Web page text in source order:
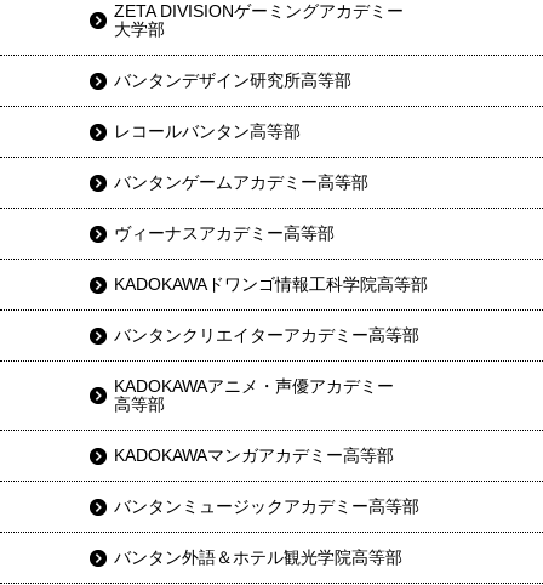
ZETA DIVISIONゲーミングアカデミー
大学部
バンタンデザイン研究所高等部
レコールバンタン高等部
バンタンゲームアカデミー高等部
ヴィーナスアカデミー高等部
KADOKAWAドワンゴ情報工科学院高等部
バンタンクリエイターアカデミー高等部
KADOKAWAアニメ・声優アカデミー
高等部
KADOKAWAマンガアカデミー高等部
バンタンミュージックアカデミー高等部
バンタン外語＆ホテル観光学院高等部